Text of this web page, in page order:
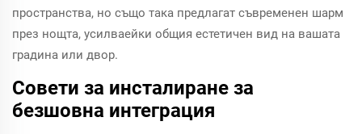
пространства, но също така предлагат съвременен шарм
през нощта, усилваейки общия естетичен вид на вашата
градина или двор.
Совети за инсталиране за
безшовна интеграция